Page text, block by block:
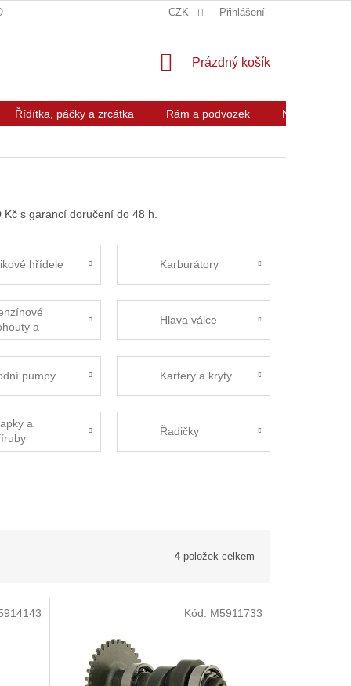
CZK Přihlášení
NÁKUPNÍ
Prázdný košík
Řídítka, páčky a zrcátka Rám a podvozek Nářadí a
s garancí doručení do 48 h.
hřídele Karburátory
a
Hlava válce
pumpy Kartery a kryty
a
Řadičky
4položek celkem
Kód: M5911733